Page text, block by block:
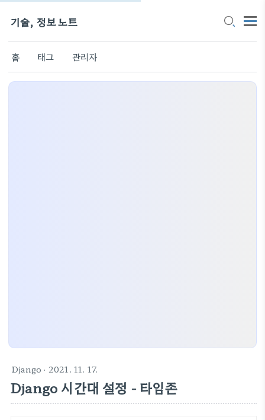
기술, 정보 노트
홈 태그 관리자
Django · 2021. 11. 17.
Django 시간대 설정 - 타임존